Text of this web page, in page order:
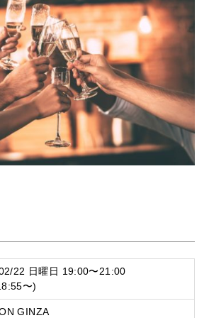
22 日曜日 19:00〜21:00
〜)
GINZA